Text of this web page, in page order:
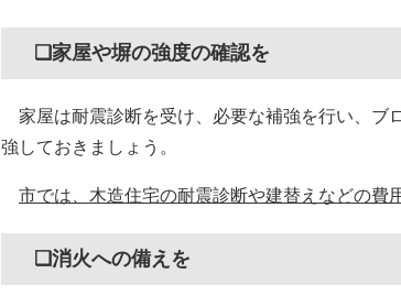
❏家屋や塀の強度の確認を
家屋は耐震診断を受け、必要な補強を行い、ブ
強しておきましょう。
市では、木造住宅の耐震診断や建替えなどの費
❏消火への備えを